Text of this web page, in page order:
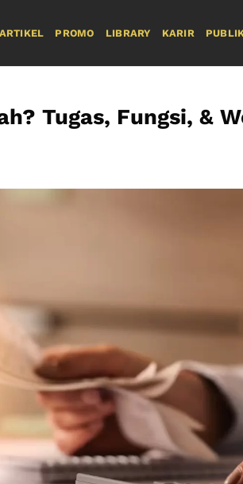
PROMO LIBRARY KARIR
Tugas, Fungsi, &